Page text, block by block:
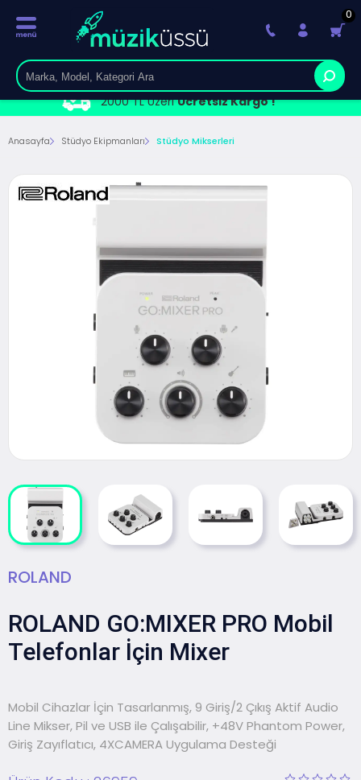
2000 TL ÜzeriÜcretsiz Kargo !
0
Anasayfa Stüdyo Ekipmanları Stüdyo Mikserleri
ROLAND
ROLAND GO:MIXER PRO Mobil
Telefonlar İçin Mixer
Mobil Cihazlar İçin Tasarlanmış, 9 Giriş/2 Çıkış Aktif Audio
Line Mikser, Pil ve USB ile Çalışabilir, +48V Phantom Power,
Giriş Zayıflatıcı, 4XCAMERA Uygulama Desteği